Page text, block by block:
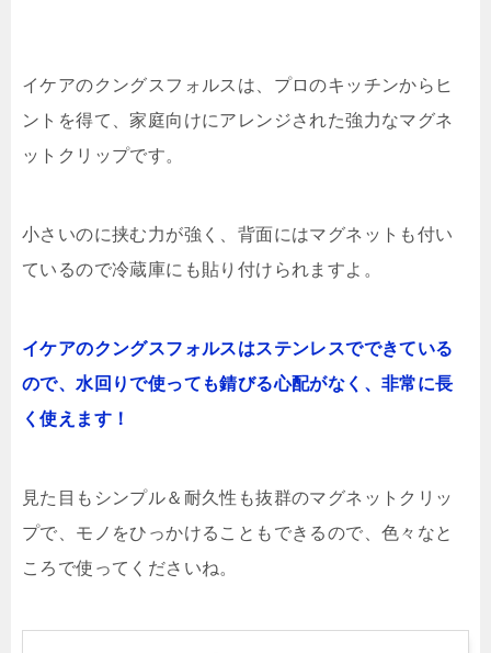
イケアのクングスフォルスは、プロのキッチンからヒ
ントを得て、家庭向けにアレンジされた強力なマグネ
ットクリップです。
小さいのに挟む力が強く、背面にはマグネットも付い
ているので冷蔵庫にも貼り付けられますよ。
イケアのクングスフォルスはステンレスでできている
ので、水回りで使っても錆びる心配がなく、非常に長
く使えます！
見た目もシンプル＆耐久性も抜群のマグネットクリッ
プで、モノをひっかけることもできるので、色々なと
ころで使ってくださいね。